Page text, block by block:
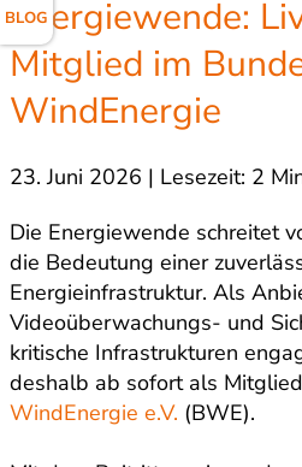
BLOG
Energiewende:
Mitglied im
WindEnergie
23. Juni 2026 | Lesezeit: 2
Die Energiewende schreitet
die Bedeutung einer
Energieinfrastruktur. Als
Videoüberwachungs- und
kritische Infrastrukturen
deshalb ab sofort als
WindEnergie e.V. (BWE).